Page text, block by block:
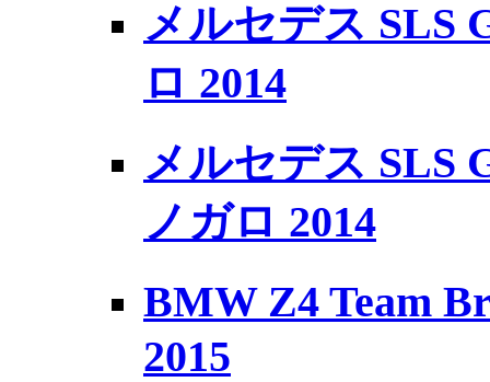
メルセデス SLS
ロ 2014
メルセデス SLS
ノガロ 2014
BMW Z4 Team
2015